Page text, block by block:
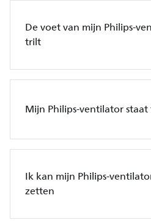
De voet van mijn Philips-
trilt
Mijn Philips-ventilator
Ik kan mijn Philips-
zetten